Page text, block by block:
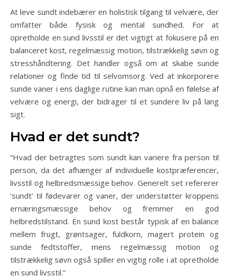
At leve sundt indebærer en holistisk tilgang til velvære, der
omfatter både fysisk og mental sundhed. For at
opretholde en sund livsstil er det vigtigt at fokusere på en
balanceret kost, regelmæssig motion, tilstrækkelig søvn og
stresshåndtering. Det handler også om at skabe sunde
relationer og finde tid til selvomsorg. Ved at inkorporere
sunde vaner i ens daglige rutine kan man opnå en følelse af
velvære og energi, der bidrager til et sundere liv på lang
sigt.
Hvad er det sundt?
“Hvad der betragtes som sundt kan variere fra person til
person, da det afhænger af individuelle kostpræferencer,
livsstil og helbredsmæssige behov. Generelt set refererer
‘sundt’ til fødevarer og vaner, der understøtter kroppens
ernæringsmæssige behov og fremmer en god
helbredstilstand. En sund kost består typisk af en balance
mellem frugt, grøntsager, fuldkorn, magert protein og
sunde fedtstoffer, mens regelmæssig motion og
tilstrækkelig søvn også spiller en vigtig rolle i at opretholde
en sund livsstil.”